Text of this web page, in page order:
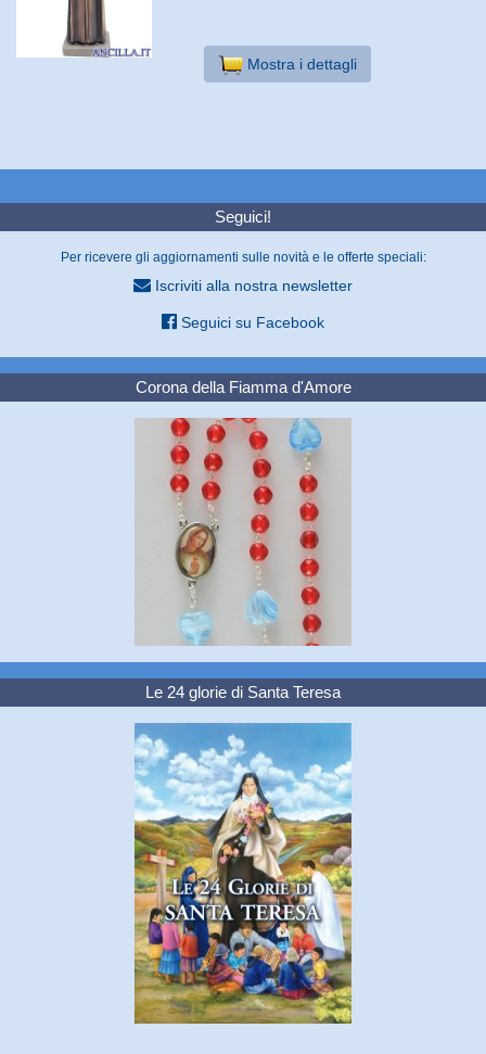
Mostra i dettagli
Seguici!
Per ricevere gli aggiornamenti sulle novità e le offerte speciali:
Iscriviti alla nostra newsletter
Seguici su Facebook
Corona della Fiamma d'Amore
Le 24 glorie di Santa Teresa